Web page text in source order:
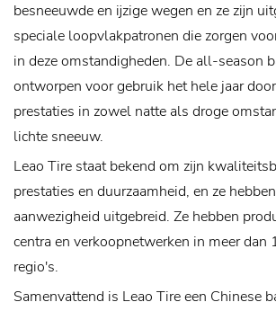
besneeuwde en ijzige wegen en ze zijn
speciale loopvlakpatronen die zorgen
in deze omstandigheden. De all-season
ontworpen voor gebruik het hele jaar
prestaties in zowel natte als droge
lichte sneeuw.
Leao Tire staat bekend om zijn
prestaties en duurzaamheid, en ze
aanwezigheid uitgebreid. Ze hebben
centra en verkoopnetwerken in meer dan
regio's.
Samenvattend is Leao Tire een Chinese